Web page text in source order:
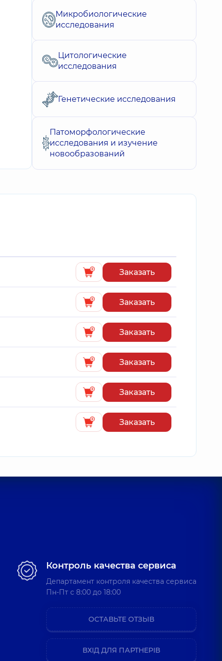
Микробиологические
исследования
Цитологические
исследования
Генетические исследования
Патоморфологические
исследования и изучение
новообразований
Заказать
Заказать
Заказать
Заказать
Заказать
Заказать
Контроль качества сервиса
Департамент контроля качества сервиса
Пн-Пт c 8:00 до 18:00
ОСТАВЬТЕ ОТЗЫВ
ВХІД ДЛЯ ПАРТНЕРІВ